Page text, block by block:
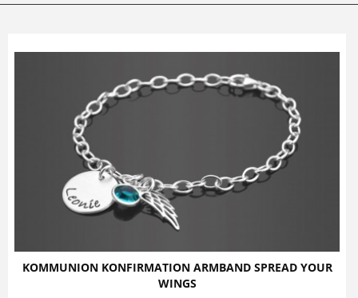
KOMMUNION KONFIRMATION ARMBAND SPREAD YOUR
WINGS